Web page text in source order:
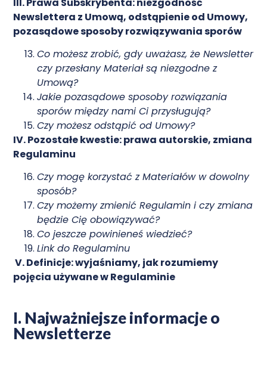
Newslettera z Umową, odstąpienie od Umowy,
pozasądowe sposoby rozwiązywania sporów
Co możesz zrobić, gdy uważasz, że Newsletter
czy przesłany Materiał są niezgodne z
Umową?
Jakie pozasądowe sposoby rozwiązania
sporów między nami Ci przysługują?
Czy możesz odstąpić od Umowy?
IV. Pozostałe kwestie: prawa autorskie, zmiana
Regulaminu
Czy mogę korzystać z Materiałów w dowolny
sposób?
Czy możemy zmienić Regulamin i czy zmiana
będzie Cię obowiązywać?
Co jeszcze powinieneś wiedzieć?
Link do Regulaminu
V.Definicje: wyjaśniamy, jak rozumiemy
pojęcia używane w Regulaminie
I. Najważniejsze informacje o
Newsletterze